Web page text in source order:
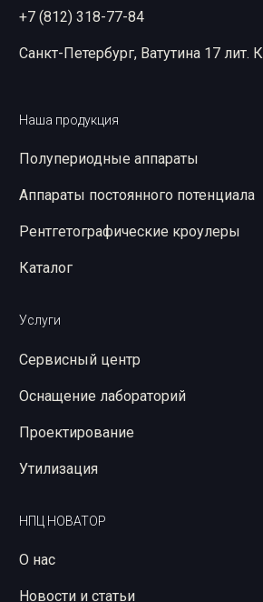
+7 (812) 318-77-84
Санкт-Петербург, Ватутина 17 лит. К
Наша продукция
Полупериодные аппараты
Аппараты постоянного потенциала
Рентгетографические кроулеры
Каталог
Услуги
Сервисный центр
Оснащение лабораторий
Проектирование
Утилизация
НПЦ НОВАТОР
О нас
Новости и статьи